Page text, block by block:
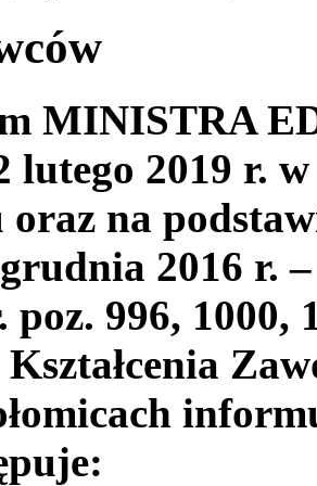
MINISTRA
2019 r.
na
2016 r.
996, 1000,